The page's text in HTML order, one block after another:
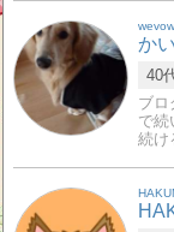
かい
40
ブロ
で続
続け